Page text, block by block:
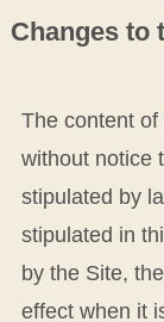
Changes to
The content of
without notice
stipulated by
stipulated in
by the Site,
effect when it